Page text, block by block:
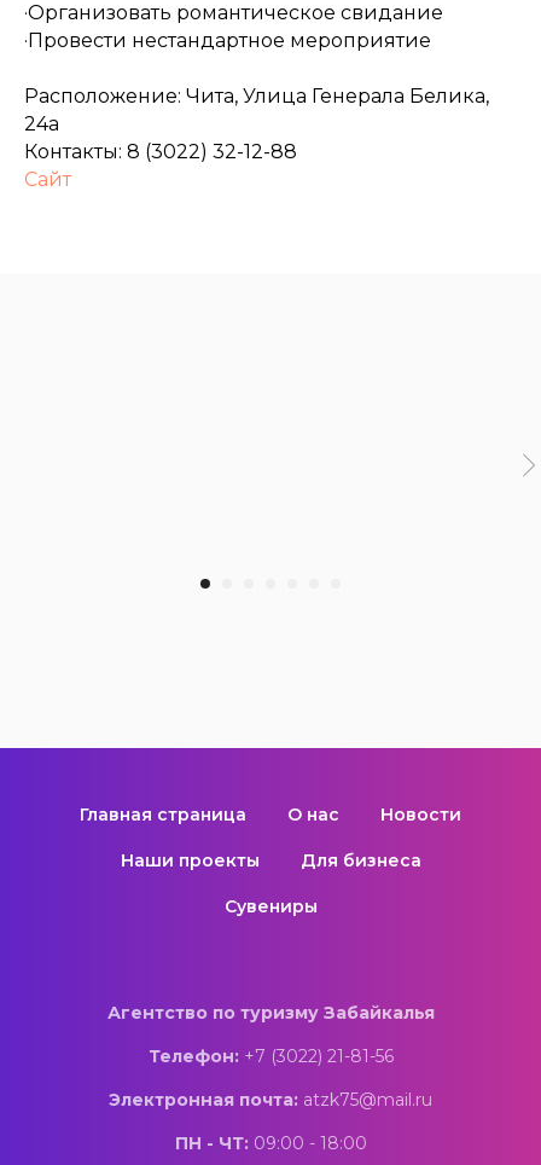
·Организовать романтическое свидание
·Провести нестандартное мероприятие
Расположение: Чита, Улица Генерала Белика,
24а
Контакты: 8 (3022) 32-12-88
Сайт
Главная страница О нас Новости
Наши проекты Для бизнеса
Сувениры
Агентство по туризму Забайкалья
Телефон:+7 (3022) 21-81-56
Электронная почта: atzk75@mail.ru
ПН - ЧТ:09:00 - 18:00